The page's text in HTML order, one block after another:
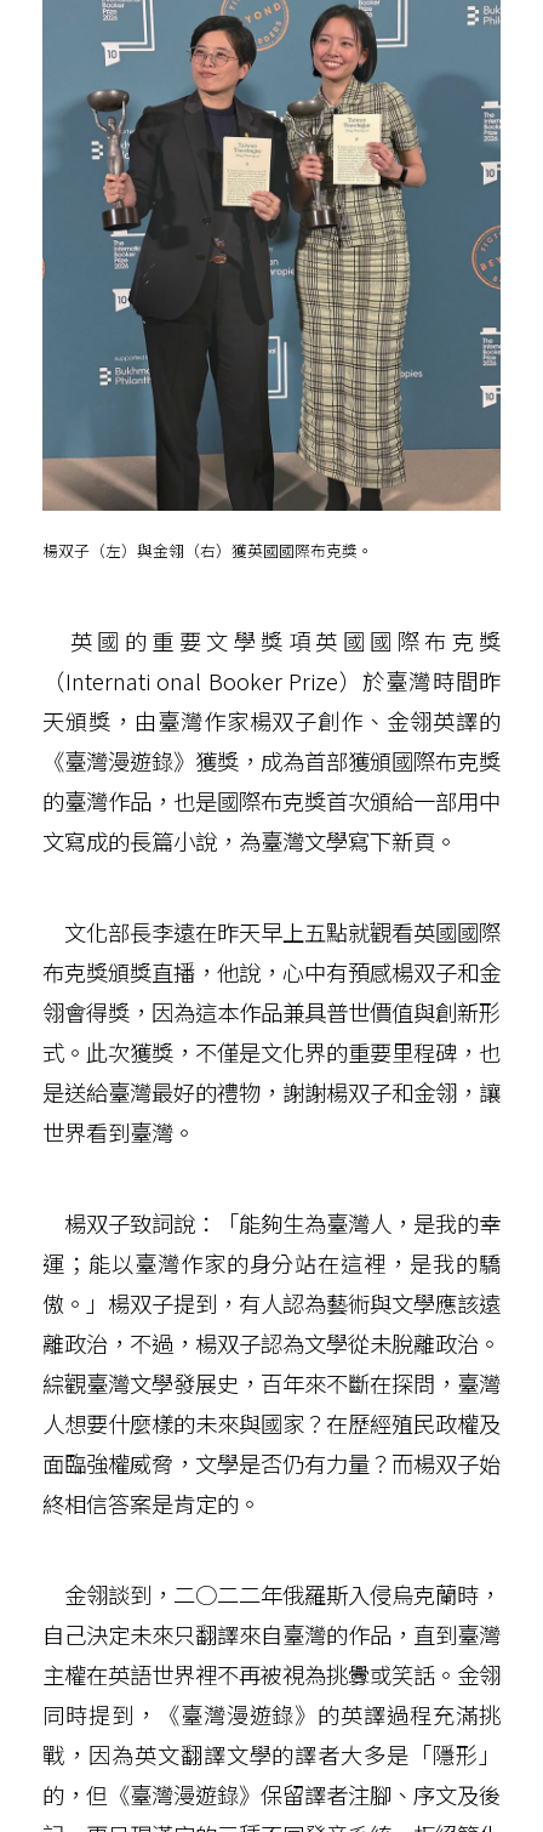
楊双子（左）與金翎（右）獲英國國際布克獎。
英國的重要文學獎項英國國際布克獎
（Internati onal Booker Prize）於臺灣時間昨
天頒獎，由臺灣作家楊双子創作、金翎英譯的
《臺灣漫遊錄》獲獎，成為首部獲頒國際布克獎
的臺灣作品，也是國際布克獎首次頒給一部用中
文寫成的長篇小說，為臺灣文學寫下新頁。
文化部長李遠在昨天早上五點就觀看英國國際
布克獎頒獎直播，他說，心中有預感楊双子和金
翎會得獎，因為這本作品兼具普世價值與創新形
式。此次獲獎，不僅是文化界的重要里程碑，也
是送給臺灣最好的禮物，謝謝楊双子和金翎，讓
世界看到臺灣。
楊双子致詞說：「能夠生為臺灣人，是我的幸
運；能以臺灣作家的身分站在這裡，是我的驕
傲。」楊双子提到，有人認為藝術與文學應該遠
離政治，不過，楊双子認為文學從未脫離政治。
綜觀臺灣文學發展史，百年來不斷在探問，臺灣
人想要什麼樣的未來與國家？在歷經殖民政權及
面臨強權威脅，文學是否仍有力量？而楊双子始
終相信答案是肯定的。
金翎談到，二○二二年俄羅斯入侵烏克蘭時，
自己決定未來只翻譯來自臺灣的作品，直到臺灣
主權在英語世界裡不再被視為挑釁或笑話。金翎
同時提到，《臺灣漫遊錄》的英譯過程充滿挑
戰，因為英文翻譯文學的譯者大多是「隱形」
的，但《臺灣漫遊錄》保留譯者注腳、序文及後